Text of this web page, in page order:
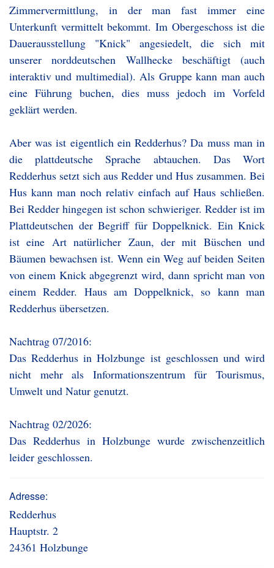
Zimmervermittlung, in der man fast immer eine
Unterkunft vermittelt bekommt. Im Obergeschoss ist die
Dauerausstellung "Knick" angesiedelt, die sich mit
unserer norddeutschen Wallhecke beschäftigt (auch
interaktiv und multimedial). Als Gruppe kann man auch
eine Führung buchen, dies muss jedoch im Vorfeld
geklärt werden.
Aber was ist eigentlich ein Redderhus? Da muss man in
die plattdeutsche Sprache abtauchen. Das Wort
Redderhus setzt sich aus Redder und Hus zusammen. Bei
Hus kann man noch relativ einfach auf Haus schließen.
Bei Redder hingegen ist schon schwieriger. Redder ist im
Plattdeutschen der Begriff für Doppelknick. Ein Knick
ist eine Art natürlicher Zaun, der mit Büschen und
Bäumen bewachsen ist. Wenn ein Weg auf beiden Seiten
von einem Knick abgegrenzt wird, dann spricht man von
einem Redder. Haus am Doppelknick, so kann man
Redderhus übersetzen.
Nachtrag 07/2016:
Das Redderhus in Holzbunge ist geschlossen und wird
nicht mehr als Informationszentrum für Tourismus,
Umwelt und Natur genutzt.
Nachtrag 02/2026:
Das Redderhus in Holzbunge wurde zwischenzeitlich
leider geschlossen.
Adresse:
Redderhus
Hauptstr. 2
24361 Holzbunge